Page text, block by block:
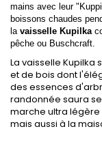
mains avec leur
boissons chaudes
la vaisselle Kupilka
pêche ou Buschcraft.
La vaisselle
et de bois dont
des essences
randonnée saura
marche ultra
mais aussi à la